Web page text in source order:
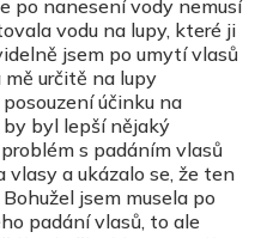
po nanesení vody nemusí
vodu na lupy, které ji
jsem po umytí vlasů
určitě na lupy
účinku na
by byl lepší nějaký
s padáním vlasů
vlasy a ukázalo se, že ten
jsem musela po
padání vlasů, to ale